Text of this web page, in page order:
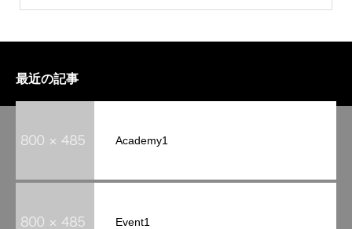
最近の記事
Academy1
Event1